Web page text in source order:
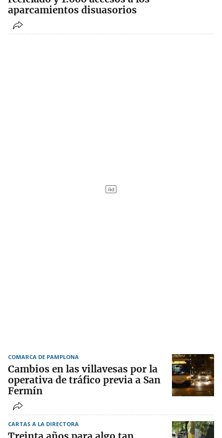
aparcamientos disuasorios
COMARCA DE PAMPLONA
Cambios en las villavesas por la
operativa de tráfico previa a San
Fermín
CARTAS A LA DIRECTORA